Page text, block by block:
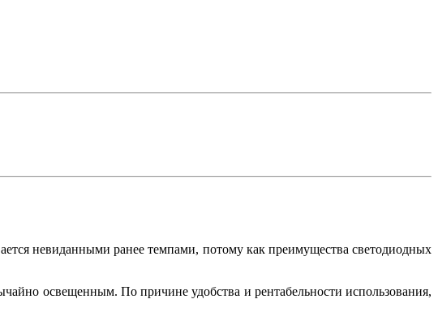
невиданными ранее темпами, потому как преимущества светодиодных
освещенным. По причине удобства и рентабельности использования,